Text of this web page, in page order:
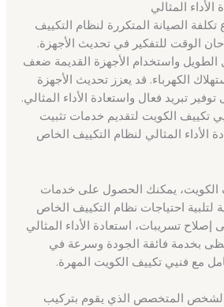
المثالي
الصيانة المتكررة لنظام التكييف
الوقت للتفكير في تحديث الأجهزة.
واستخدام الأجهزة القديمة ضعف
الكهرباء. قد يعزز تحديث الأجهزة
تبريد فعال واستعادة الأداء المثالي.
تكييف الكويت لتقديم خدمات تثبيت
الأداء المثالي لنظام التكييف الخاص
الكويت، يمكنك الحصول على خدمات
لتلبية احتياجات نظام التكييف الخاص
تسريبات، استعادة الأداء المثالي
بخدمة فائقة الجودة وسرعة في
مع فنيي تكييف الكويت المهرة.
المتخصص الذي يقوم بتركيب